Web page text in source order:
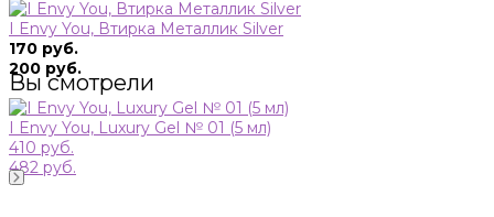
I Envy You, Втирка Металлик Silver
170 руб.
200 руб.
Вы смотрели
I Envy You, Luxury Gel № 01 (5 мл)
410 руб.
482 руб.